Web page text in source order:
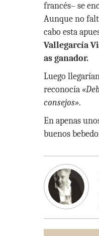
francés– se
Aunque no
cabo esta
Vallegarcía
as ganador.
Luego
reconocía
consejos».
En apenas
buenos